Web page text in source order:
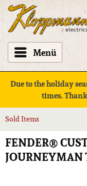
Menü
Due to the holiday
times.
Sold Items
FENDER®
JOURNEYMAN